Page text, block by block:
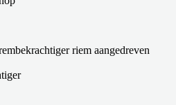
riem aangedreven